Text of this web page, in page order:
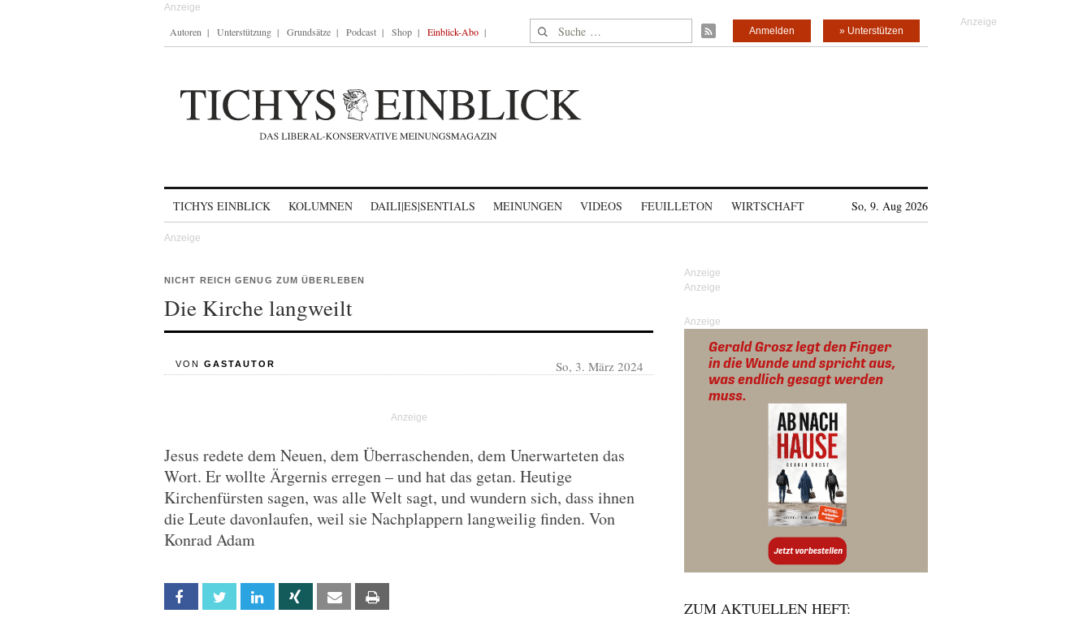
Autoren Unterstützung Grundsätze Podcast Shop Einblick-Abo Suche nach: » Unterstützen
Anmelden
TICHYS EINBLICK KOLUMNEN DAILI|ES|SENTIALS MEINUNGEN VIDEOS FEUILLETON WIRTSCHAFT So, 9. Aug 2026
NICHT REICH GENUG ZUM ÜBERLEBEN
Die Kirche langweilt
VON GASTAUTOR So, 3. März 2024
Jesus redete dem Neuen, dem Überraschenden, dem Unerwarteten das
Wort. Er wollte Ärgernis erregen – und hat das getan. Heutige
Kirchenfürsten sagen, was alle Welt sagt, und wundern sich, dass ihnen
die Leute davonlaufen, weil sie Nachplappern langweilig finden. Von
Konrad Adam
Facebook Twitter Linkedin Xing Email
Anzeige
ZUM AKTUELLEN HEFT: